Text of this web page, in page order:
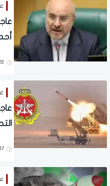
22 يوليو 2026 |
17 يوليو 2026 | 02:20 مساءً